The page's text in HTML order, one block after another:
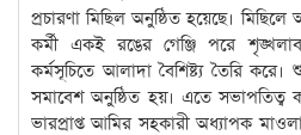
প্রচারণা মিছিল অনুষ্ঠিত হয়েছে।
কর্মী একই রঙের গেঞ্জি পরে
কর্মসূচিতে আলাদা বৈশিষ্ট্য তৈরি করে।
সমাবেশ অনুষ্ঠিত হয়। এতে সভাপতিত্ব
ভারপ্রাপ্ত আমির সহকারী অধ্যাপক